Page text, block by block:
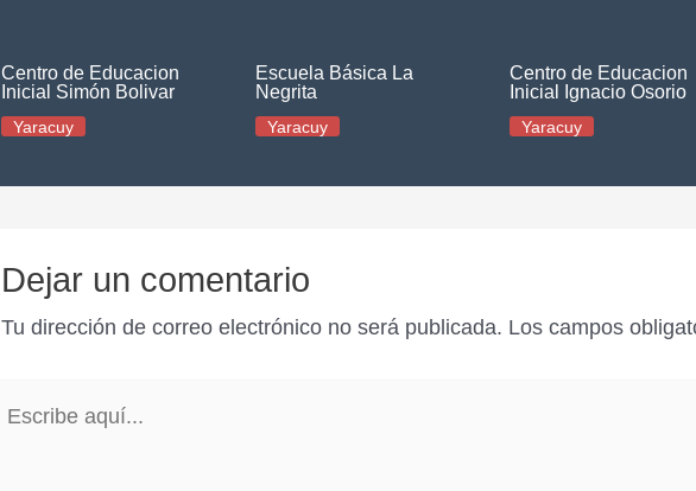
Centro de Educacion
Inicial Simón Bolivar
Yaracuy
Escuela Básica La
Negrita
Yaracuy
Centro de Educacion
Inicial Ignacio Osorio
Yaracuy
Dejar un comentario
Tu dirección de correo electrónico no será publicada. Los campos